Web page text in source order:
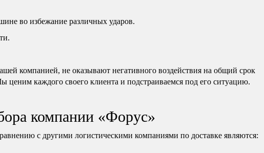
во избежание различных ударов.
компанией, не оказывают негативного воздействия на общий срок
ценим каждого своего клиента и подстраиваемся под его ситуацию.
компании «Форус»
с другими логистическими компаниями по доставке являются: